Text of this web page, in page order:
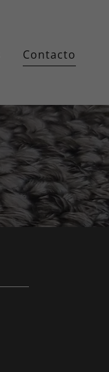
Contacto